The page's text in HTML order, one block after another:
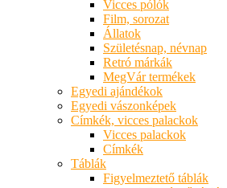
Vicces pólók
Film, sorozat
Állatok
Születésnap, névnap
Retró márkák
MegVár termékek
Egyedi ajándékok
Egyedi vászonképek
Címkék, vicces palackok
Vicces palackok
Címkék
Táblák
Figyelmeztető táblák